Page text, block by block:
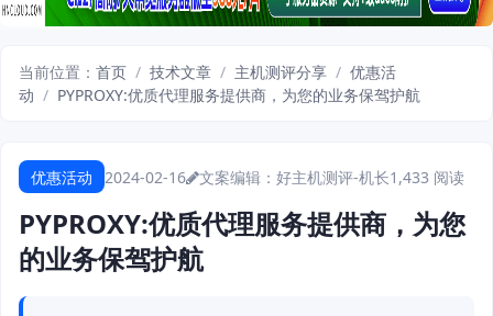
当前位置： 首页 / 技术文章 / 主机测评分享 / 优惠活
动 / PYPROXY:优质代理服务提供商，为您的业务保驾护航
优惠活动 2024-02-16 文案编辑：好主机测评-机长1,433 阅读
PYPROXY:优质代理服务提供商，为您
的业务保驾护航